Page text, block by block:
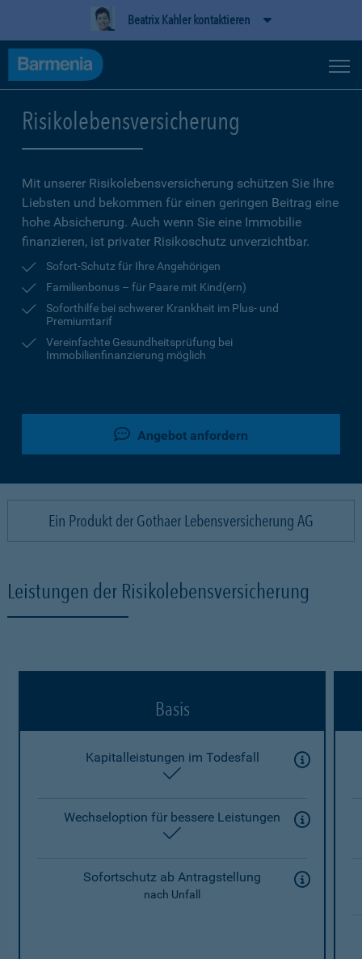
Beatrix Kahler kontaktieren
Risikolebensversicherung
Mit unserer Risikolebensversicherung schützen Sie Ihre
Liebsten und bekommen für einen geringen Beitrag eine
hohe Ab­sicherung. Auch wenn Sie eine Immobilie
finanzieren, ist privater Risikoschutz unverzichtbar.
Sofort-Schutz für Ihre Angehörigen
Familienbonus – für Paare mit Kind(ern)
Soforthilfe bei schwerer Krankheit im Plus- und
Premiumtarif
Vereinfachte Gesundheitsprüfung bei
Immobilienfinanzierung möglich
Angebot anfordern
Ein Produkt der Gothaer Lebensversicherung AG
Leistungen der Risikolebensversicherung
Basis
Kapitalleistungen im Todesfall
Wechseloption für bessere Leistungen
Sofortschutz ab Antragstellung
nach Unfall